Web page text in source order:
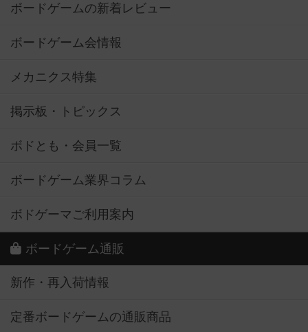
ボードゲームの新着レビュー
ボードゲーム会情報
メカニクス特集
掲示板・トピックス
ボドとも・会員一覧
ボードゲーム業界コラム
ボドゲーマご利用案内
ボードゲーム通販
新作・再入荷情報
定番ボードゲームの通販商品